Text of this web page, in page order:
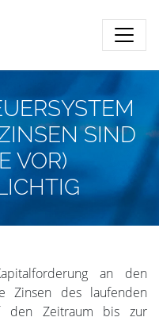
SIND
VOR)
an den
Zinsen des laufenden
den Zeitraum bis zur